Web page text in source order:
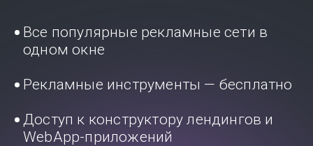
Все популярные рекламные сети в
одном окне
Рекламные инструменты — бесплатно
Доступ к конструктору лендингов и
WebApp-приложений